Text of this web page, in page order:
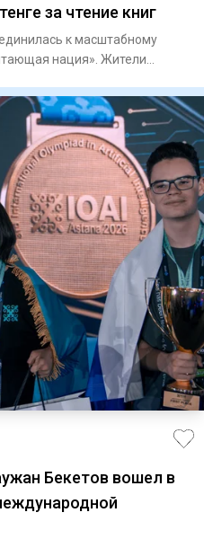
за чтение книг
к масштабному
нация». Жители
Бекетов вошел в